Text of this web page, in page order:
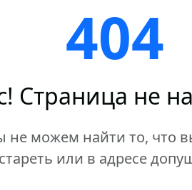
404
Страница не
не можем найти то, что
или в адресе